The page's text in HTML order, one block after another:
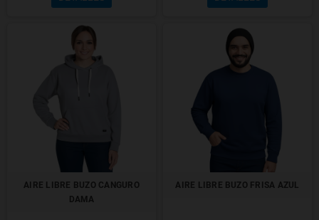
AIRE LIBRE BUZO CANGURO
DAMA
AIRE LIBRE BUZO FRISA AZUL